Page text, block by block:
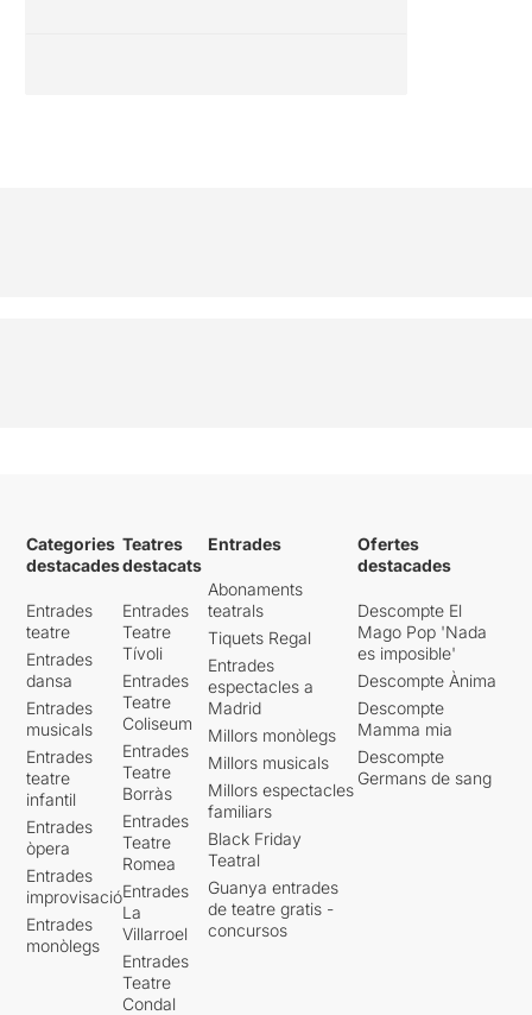
Categories
destacades
Entrades
teatre
Entrades
dansa
Entrades
musicals
Entrades
teatre
infantil
Entrades
òpera
Entrades
improvisació
Entrades
monòlegs
Teatres
destacats
Entrades
Teatre
Tívoli
Entrades
Teatre
Coliseum
Entrades
Teatre
Borràs
Entrades
Teatre
Romea
Entrades
La
Villarroel
Entrades
Teatre
Condal
Entrades
Abonaments
teatrals
Tiquets Regal
Entrades
espectacles a
Madrid
Millors monòlegs
Millors musicals
Millors espectacles
familiars
Black Friday
Teatral
Guanya entrades
de teatre gratis -
concursos
Ofertes
destacades
Descompte El
Mago Pop 'Nada
es imposible'
Descompte Ànima
Descompte
Mamma mia
Descompte
Germans de sang